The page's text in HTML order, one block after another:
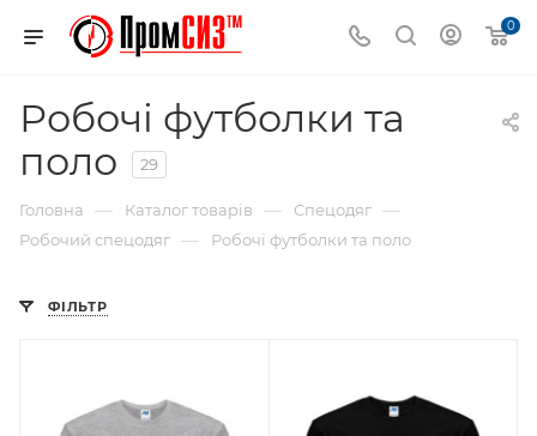
0
Робочі футболки та
поло
29
Головна — Каталог товарів — Спецодяг —
Робочий спецодяг — Робочі футболки та поло
ФІЛЬТР